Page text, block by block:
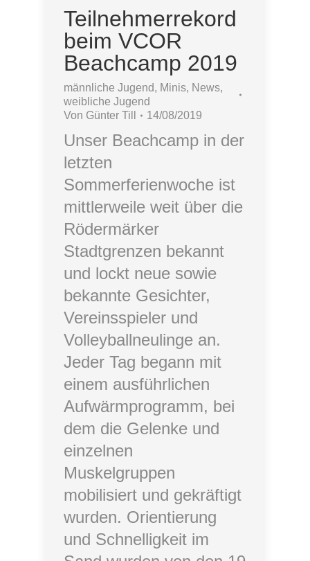
Teilnehmerrekord
beim VCOR
Beachcamp 2019
männliche Jugend, Minis, News,
weibliche Jugend
Von Günter Till 14/08/2019
Unser Beachcamp in der
letzten
Sommerferienwoche ist
mittlerweile weit über die
Rödermärker
Stadtgrenzen bekannt
und lockt neue sowie
bekannte Gesichter,
Vereinsspieler und
Volleyballneulinge an.
Jeder Tag begann mit
einem ausführlichen
Aufwärmprogramm, bei
dem die Gelenke und
einzelnen
Muskelgruppen
mobilisiert und gekräftigt
wurden. Orientierung
und Schnelligkeit im